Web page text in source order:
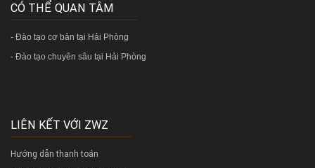
CÓ THỂ QUAN TÂM
- Đào tạo cơ bản tại Hải Phòng
- Đào tạo chuyên sâu tại Hải Phòng
LIÊN KẾT VỚI ZWZ
Hướng dẫn thanh toán